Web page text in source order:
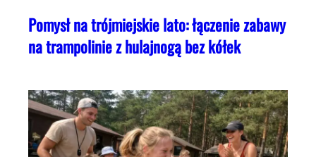
Pomysł na trójmiejskie lato: łączenie zabawy
na trampolinie z hulajnogą bez kółek